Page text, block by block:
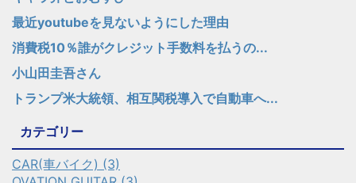
最近youtubeを見ないようにした理由
消費税10％誰がクレジット手数料を払うの...
小山田圭吾さん
トランプ米大統領、相互関税導入で自動車へ...
カテゴリー
CAR(車バイク) (3)